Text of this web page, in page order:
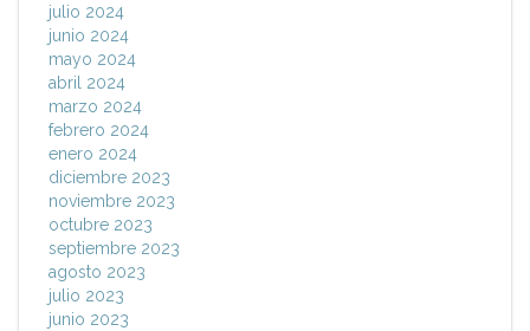
julio 2024
junio 2024
mayo 2024
abril 2024
marzo 2024
febrero 2024
enero 2024
diciembre 2023
noviembre 2023
octubre 2023
septiembre 2023
agosto 2023
julio 2023
junio 2023